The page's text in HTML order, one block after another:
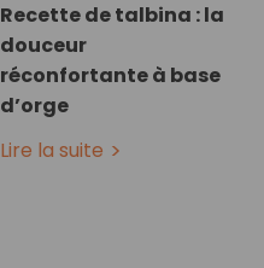
Recette de talbina : la
douceur
réconfortante à base
d’orge
Lire la suite